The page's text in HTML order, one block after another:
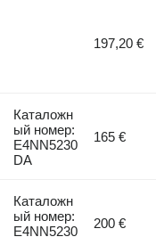
197,20 €
Каталожн
ый номер:
E4NN5230
DA
165 €
Каталожн
ый номер:
E4NN5230
200 €